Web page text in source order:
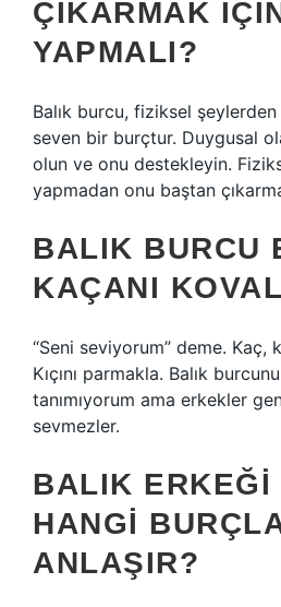
ÇIKARMAK
YAPMALI?
Balık burcu, fiziksel
seven bir burçtur. Duygusal
olun ve onu destekleyin.
yapmadan onu baştan
BALIK BURCU
KAÇANI
“Seni seviyorum” deme. Kaç,
Kıçını parmakla. Balık
tanımıyorum ama erkekler
sevmezler.
BALIK ERKEĞI
HANGI
ANLAŞIR?